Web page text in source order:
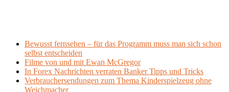
Bewusst fernsehen – für das Programm muss man sich schon
selbst entscheiden
Filme von und mit Ewan McGregor
In Forex Nachrichten verraten Banker Tipps und Tricks
Verbrauchersendungen zum Thema Kinderspielzeug ohne
Weichmacher